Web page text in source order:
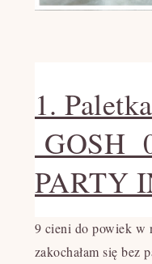
1.
GOSH
PARTY
9 cieni do powiek w
zakochałam się bez